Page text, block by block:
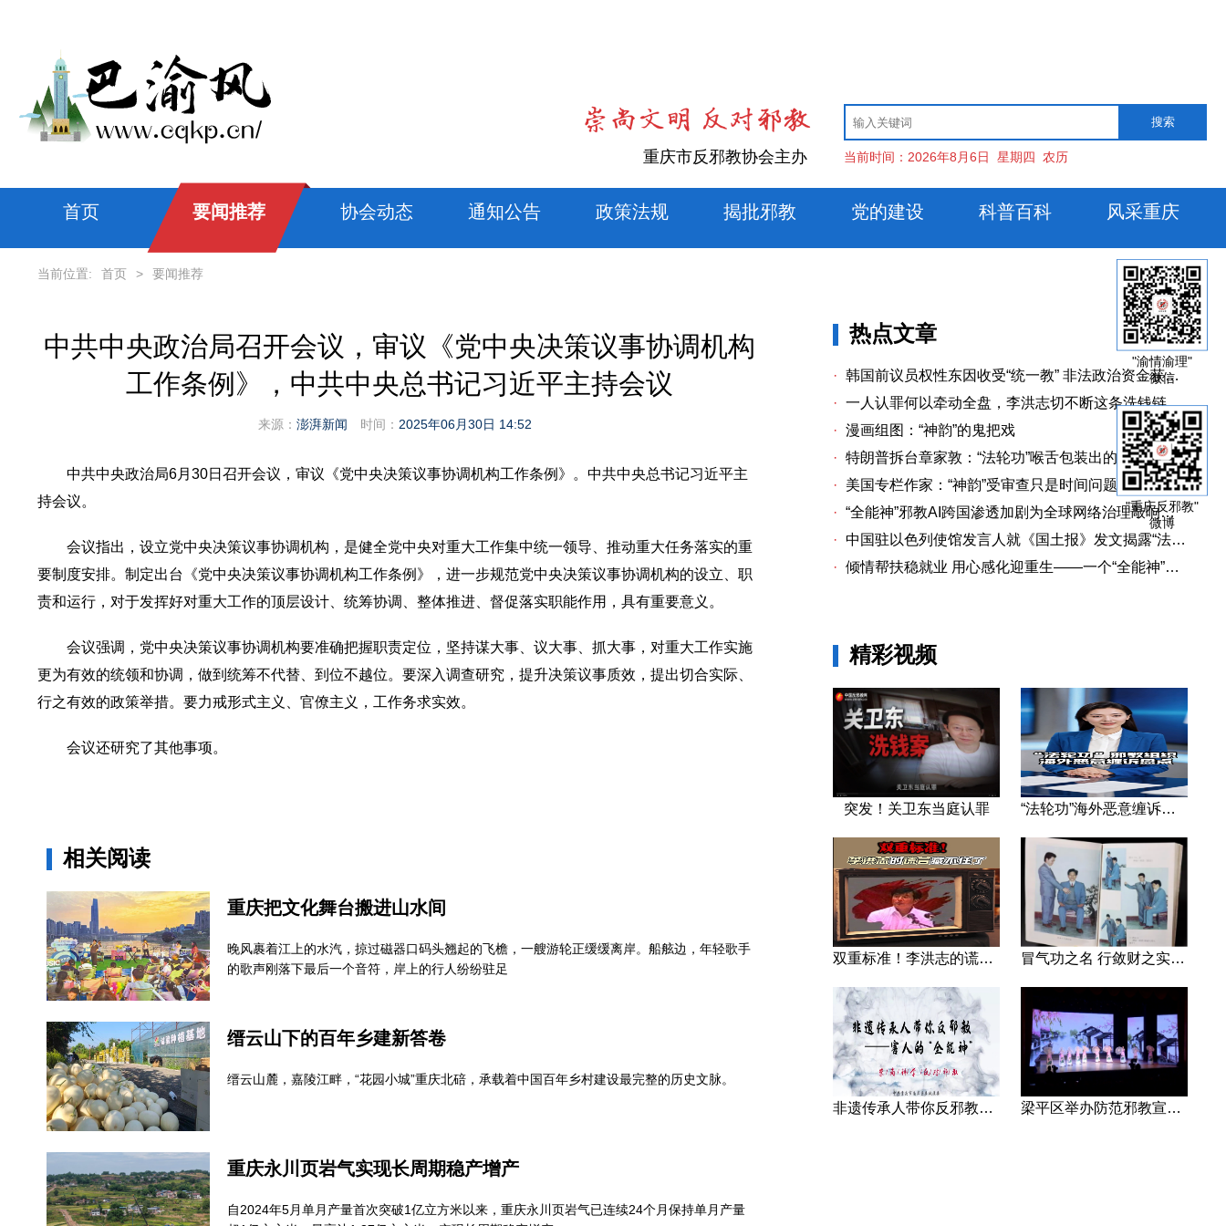
重庆市反邪教协会主办 当前时间： 2026年8月6日 星期四 农历
首页 要闻推荐 协会动态 通知公告 政策法规 揭批邪教 党的建设 科普百科 风采重庆
"渝情渝理"
微信
"重庆反邪教"
微博
当前位置: 首页 > 要闻推荐
中共中央政治局召开会议，审议《党中央决策议事协调机构
工作条例》，中共中央总书记习近平主持会议
来源： 澎湃新闻 时间： 2025年06月30日 14:52
中共中央政治局6月30日召开会议，审议《党中央决策议事协调机构工作条例》。中共中央总书记习近平主
持会议。
会议指出，设立党中央决策议事协调机构，是健全党中央对重大工作集中统一领导、推动重大任务落实的重
要制度安排。制定出台《党中央决策议事协调机构工作条例》，进一步规范党中央决策议事协调机构的设立、职
责和运行，对于发挥好对重大工作的顶层设计、统筹协调、整体推进、督促落实职能作用，具有重要意义。
会议强调，党中央决策议事协调机构要准确把握职责定位，坚持谋大事、议大事、抓大事，对重大工作实施
更为有效的统领和协调，做到统筹不代替、到位不越位。要深入调查研究，提升决策议事质效，提出切合实际、
行之有效的政策举措。要力戒形式主义、官僚主义，工作务求实效。
会议还研究了其他事项。
相关阅读
重庆把文化舞台搬进山水间
晚风裹着江上的水汽，掠过磁器口码头翘起的飞檐，一艘游轮正缓缓离岸。船舷边，年轻歌手
的歌声刚落下最后一个音符，岸上的行人纷纷驻足
缙云山下的百年乡建新答卷
缙云山麓，嘉陵江畔，“花园小城”重庆北碚，承载着中国百年乡村建设最完整的历史文脉。
重庆永川页岩气实现长周期稳产增产
自2024年5月单月产量首次突破1亿立方米以来，重庆永川页岩气已连续24个月保持单月产量
热点文章
· 韩国前议员权性东因收受“统一教” 非法政治资金获刑两年
· 一人认罪何以牵动全盘，李洪志切不断这条洗钱链
· 漫画组图：“神韵”的鬼把戏
· 特朗普拆台章家敦：“法轮功”喉舌包装出的“中国专家”
·
美国专栏作家：“神韵”受审查只是时间问题关卫东认罪牵出与《大纪元时报》资金链条
· “全能神”邪教AI跨国渗透加剧为全球网络治理敲响警钟
· 中国驻以色列使馆发言人就《国土报》发文揭露“法轮功”邪教本质答记者问
· 倾情帮扶稳就业 用心感化迎重生——一个“全能神”人员的重生
精彩视频
突发！关卫东当庭认罪 “法轮功”海外恶意缠诉盘点
双重标准！李洪志的谎言藏不住了 冒气功之名 行敛财之实 张宏堡义女“小倩”团伙覆灭记
非遗传承人带你反邪教—害人的“全能神” 梁平区举办防范邪教宣传专场文艺演出